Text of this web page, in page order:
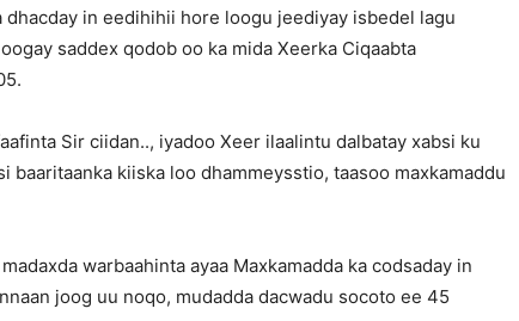
dhacday in eedihihii hore loogu jeediyay isbedel lagu
saddex qodob oo ka mida Xeerka Ciqaabta
Sir ciidan.., iyadoo Xeer ilaalintu dalbatay xabsi ku
baaritaanka kiiska loo dhammeysstio, taasoo maxkamaddu
warbaahinta ayaa Maxkamadda ka codsaday in
joog uu noqo, mudadda dacwadu socoto ee 45